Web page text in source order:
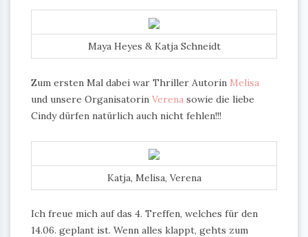
Maya Heyes & Katja Schneidt
Zum ersten Mal dabei war Thriller Autorin Melisa
und unsere Organisatorin Verena sowie die liebe
Cindy dürfen natürlich auch nicht fehlen!!!
Katja, Melisa, Verena
Ich freue mich auf das 4. Treffen, welches für den
14.06. geplant ist. Wenn alles klappt, gehts zum